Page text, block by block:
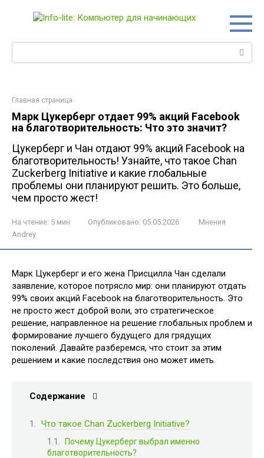
Главная страница
Марк Цукерберг отдает 99% акций Facebook
на благотворительность: Что это значит?
Цукерберг и Чан отдают 99% акций Facebook на
благотворительность! Узнайте, что такое Chan
Zuckerberg Initiative и какие глобальные
проблемы они планируют решить. Это больше,
чем просто жест!
На чтение: 5 мин Опубликовано: 05.05.2026
Мнения
Andrey
Марк Цукерберг и его жена Присцилла Чан сделали
заявление, которое потрясло мир: они планируют отдать
99% своих акций Facebook на благотворительность. Это
не просто жест доброй воли, это стратегическое
решение, направленное на решение глобальных проблем и
формирование лучшего будущего для грядущих
поколений. Давайте разберемся, что стоит за этим
решением и какие последствия оно может иметь.
Содержание
Что такое Chan Zuckerberg Initiative?
Почему Цукерберг выбрал именно
благотворительность?